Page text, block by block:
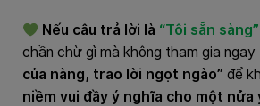
Nếu câu trả lời là “Tôi sẵn sàng”
chần chừ gì mà không tham gia ngay
của nàng, trao lời ngọt ngào” để
niềm vui đầy ý nghĩa cho một nửa